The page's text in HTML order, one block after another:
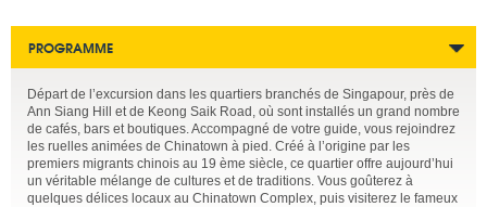
PROGRAMME
Départ de l’excursion dans les quartiers branchés de Singapour, près de
Ann Siang Hill et de Keong Saik Road, où sont installés un grand nombre
de cafés, bars et boutiques. Accompagné de votre guide, vous rejoindrez
les ruelles animées de Chinatown à pied. Créé à l’origine par les
premiers migrants chinois au 19 ème siècle, ce quartier offre aujourd’hui
un véritable mélange de cultures et de traditions. Vous goûterez à
quelques délices locaux au Chinatown Complex, puis visiterez le fameux